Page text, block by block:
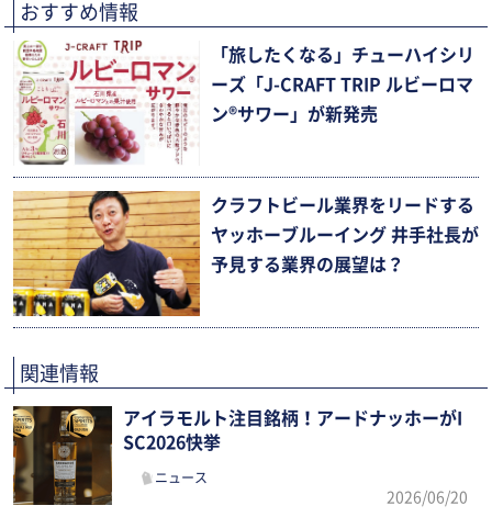
おすすめ情報
「旅したくなる」チューハイシリ
ーズ「J-CRAFT TRIP ルビーロマ
ン®サワー」が新発売
クラフトビール業界をリードする
ヤッホーブルーイング 井手社長が
予見する業界の展望は？
関連情報
アイラモルト注目銘柄！アードナッホーがI
SC2026快挙
ニュース
2026/06/20